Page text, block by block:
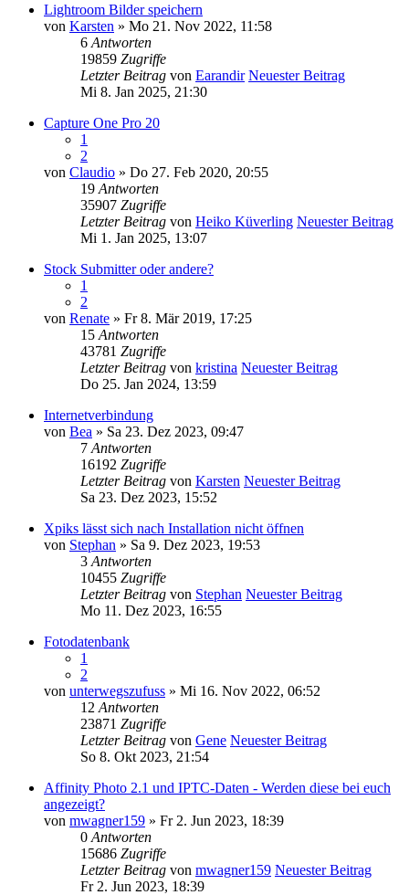
Lightroom Bilder speichern
von Karsten » Mo 21. Nov 2022, 11:58
6 Antworten
19859 Zugriffe
Letzter Beitrag von Earandir Neuester Beitrag
Mi 8. Jan 2025, 21:30
Capture One Pro 20
1
2
von Claudio » Do 27. Feb 2020, 20:55
19 Antworten
35907 Zugriffe
Letzter Beitrag von Heiko Küverling Neuester Beitrag
Mi 1. Jan 2025, 13:07
Stock Submitter oder andere?
1
2
von Renate » Fr 8. Mär 2019, 17:25
15 Antworten
43781 Zugriffe
Letzter Beitrag von kristina Neuester Beitrag
Do 25. Jan 2024, 13:59
Internetverbindung
von Bea » Sa 23. Dez 2023, 09:47
7 Antworten
16192 Zugriffe
Letzter Beitrag von Karsten Neuester Beitrag
Sa 23. Dez 2023, 15:52
Xpiks lässt sich nach Installation nicht öffnen
von Stephan » Sa 9. Dez 2023, 19:53
3 Antworten
10455 Zugriffe
Letzter Beitrag von Stephan Neuester Beitrag
Mo 11. Dez 2023, 16:55
Fotodatenbank
1
2
von unterwegszufuss » Mi 16. Nov 2022, 06:52
12 Antworten
23871 Zugriffe
Letzter Beitrag von Gene Neuester Beitrag
So 8. Okt 2023, 21:54
Affinity Photo 2.1 und IPTC-Daten - Werden diese bei euch
angezeigt?
von mwagner159 » Fr 2. Jun 2023, 18:39
0 Antworten
15686 Zugriffe
Letzter Beitrag von mwagner159 Neuester Beitrag
Fr 2. Jun 2023, 18:39